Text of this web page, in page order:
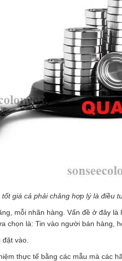
giá cả phải chăng hợp lý là điều
mỗi nhãn hàng. Vấn đề ở đây
chọn là: Tin vào người bán hàng,
đặt vào.
thực tế bằng các mẫu mà các